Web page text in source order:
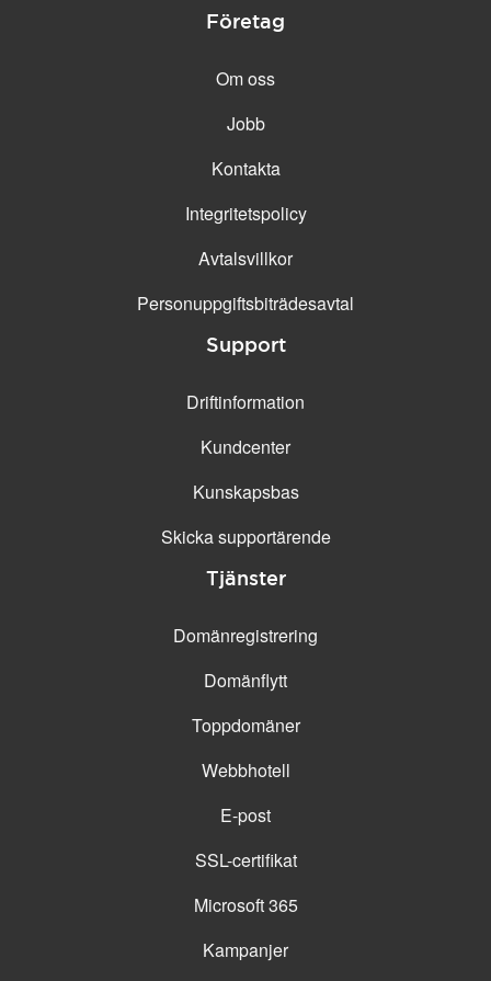
Företag
Om oss
Jobb
Kontakta
Integritetspolicy
Avtalsvillkor
Personuppgifts­biträdesavtal
Support
Driftinformation
Kundcenter
Kunskapsbas
Skicka supportärende
Tjänster
Domänregistrering
Domänflytt
Toppdomäner
Webbhotell
E-post
SSL-certifikat
Microsoft 365
Kampanjer